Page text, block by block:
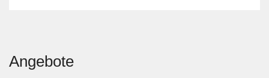
Angebote